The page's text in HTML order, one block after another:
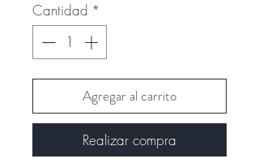
Cantidad *
Agregar al carrito
Realizar compra